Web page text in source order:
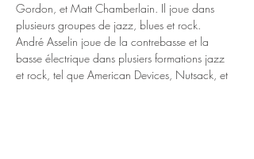
Gordon, et Matt Chamberlain. Il joue dans
plusieurs groupes de jazz, blues et rock.
André Asselin joue de la contrebasse et la
basse électrique dans plusiers formations jazz
et rock, tel que American Devices, Nutsack, et